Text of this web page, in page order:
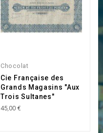
Chocolat
Cie Française des
Grands Magasins "Aux
Trois Sultanes"
45,00 €